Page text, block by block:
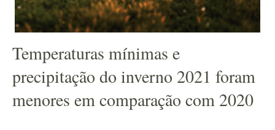
Temperaturas mínimas e
precipitação do inverno 2021 foram
menores em comparação com 2020